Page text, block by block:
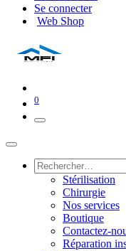
Se connecter
Web Shop
0
Stérilisation
Chirurgie
Nos services
Boutique
Contactez-
Réparation